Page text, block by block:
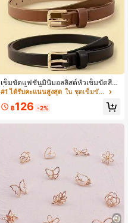
เข็มขัดแฟชั่นมินิมอลลิสต์หัวเข็มขัดสี่เห
ลี่ยม 4 ชิ้น สีพื้นหรูหรา สำหรับกระโปรง
กางเกง สไตล์วินเทจลำลอง เหมาะสำหรั
บใส่ไปทำงานประจำวัน เหมาะเป็นของ
#1 ได้รับคะแนนสูงสุด
ใน ชุดเข็มขัดผู้หญิง
เหลือแค่1ชิ้น
#1 ได้รับคะแนนสูงสุด
ใน ชุดเข็มขัดผู้หญิง
เหลือแค่1ชิ้น
#1 ได้รับคะแนนสูงสุด
ใน ชุดเข็มขัดผู้หญิง
เหลือแค่1ชิ้น
#1 ได้รับคะแนนสูงสุด
เหลือแค่1ชิ้น
฿126 -2%